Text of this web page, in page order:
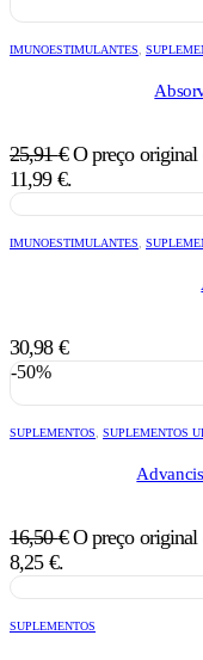
IMUNOESTIMULANTES
25,91€ O preço original
11,99 €.
IMUNOESTIMULANTES
30,98 €
-50%
SUPLEMENTOS SUPLEMENTOS
16,50€ O preço original
8,25 €.
SUPLEMENTOS